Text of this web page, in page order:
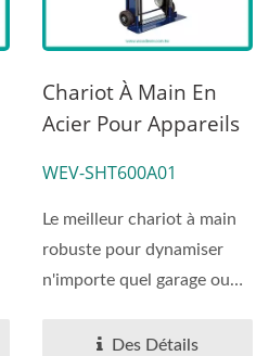
Chariot À Main En
Acier Pour Appareils
Fabricant D'usine.
WEV-SHT600A01
Le meilleur chariot à main
robuste pour dynamiser
n'importe quel garage ou
Des Détails